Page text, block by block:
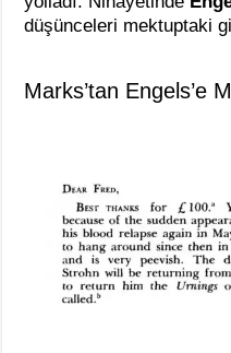
düşünceleri mektuptaki
Marks’tan Engels’e